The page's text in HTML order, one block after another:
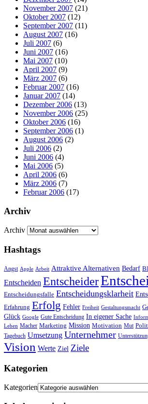
November 2007 (21)
Oktober 2007 (12)
September 2007 (11)
August 2007 (16)
Juli 2007 (6)
Juni 2007 (16)
Mai 2007 (10)
April 2007 (9)
März 2007 (6)
Februar 2007 (16)
Januar 2007 (14)
Dezember 2006 (13)
November 2006 (25)
Oktober 2006 (16)
September 2006 (1)
August 2006 (2)
Juli 2006 (2)
Juni 2006 (4)
Mai 2006 (5)
April 2006 (6)
März 2006 (7)
Februar 2006 (17)
Archiv
Archiv
Hashtags
Angst Apple Arbeit Attraktive Alternativen Bedarf
Entscheiden Entscheider
Entscheidungsfalle Entscheidungsklarheit
Erfahrung Erfolg Fehler Freiheit Gestaltungsmacht
Glück Google Gute Entscheidung In eigener Sache
Leben Macher Marketing Mission Motivation Mut
Tagebuch Umsetzung Unternehmer
Vision Werte Ziel Ziele
Kategorien
Kategorien